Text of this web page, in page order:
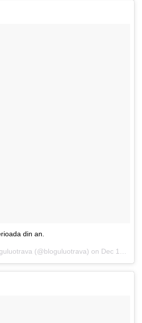
din an.
(@bloguluotrava) on Dec 12, 2014 at 2:48pm PST